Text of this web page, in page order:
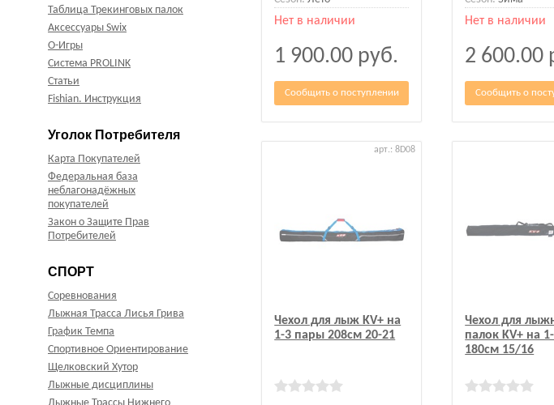
Таблица Трекинговых палок
Аксессуары Swix
О-Игры
Система PROLINK
Статьи
Fishian. Инструкция
Уголок Потребителя
Карта Покупателей
Федеральная база
неблагонадёжных
покупателей
Закон о Защите Прав
Потребителей
СПОРТ
Соревнования
Лыжная Трасса Лисья Грива
График Темпа
Спортивное Ориентирование
Щелковский Хутор
Лыжные дисциплины
Нет в наличии
1 900.00 руб.
Сообщить о поступлении
Нет в наличии
2 600.00
Сообщить о
арт.: 8D08
Чехол для лыж KV+ на
1-3 пары 208см 20-21
Чехол для
палок KV+ на
180см 15/16